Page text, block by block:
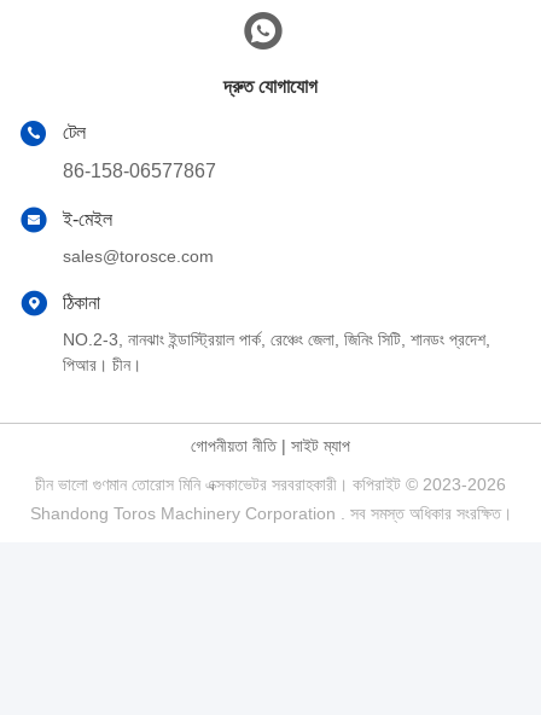
দ্রুত যোগাযোগ
টেল
86-158-06577867
ই-মেইল
sales@torosce.com
ঠিকানা
NO.2-3, নানঝাং ইন্ডাস্ট্রিয়াল পার্ক, রেঞ্চেং জেলা, জিনিং সিটি, শানডং প্রদেশ,
পিআর। চীন।
গোপনীয়তা নীতি| সাইট ম্যাপ
চীন ভালো গুণমান তোরোস মিনি এক্সকাভেটর সরবরাহকারী। কপিরাইট © 2023-2026
Shandong Toros Machinery Corporation . সব সমস্ত অধিকার সংরক্ষিত।